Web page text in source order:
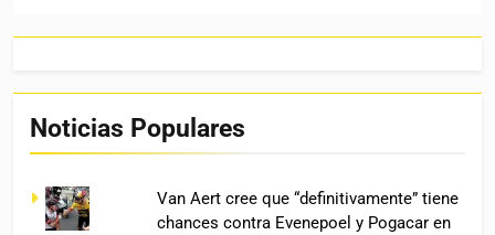
Noticias Populares
Van Aert cree que “definitivamente” tiene
chances contra Evenepoel y Pogacar en